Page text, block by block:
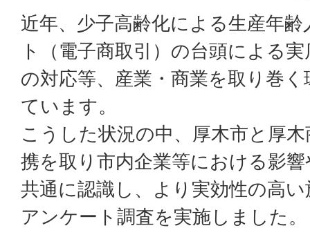
近年、少子高齢化による生産年
ト（電子商取引）の台頭による
の対応等、産業・商業を取り巻
ています。
こうした状況の中、厚木市と厚
携を取り市内企業等における影
共通に認識し、より実効性の高
アンケート調査を実施しました。